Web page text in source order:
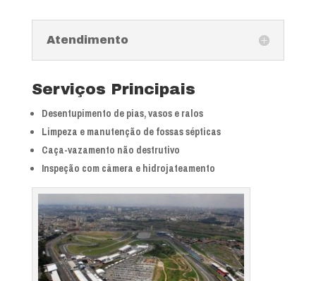
Atendimento
Serviços Principais
Desentupimento de pias, vasos e ralos
Limpeza e manutenção de fossas sépticas
Caça-vazamento não destrutivo
Inspeção com câmera e hidrojateamento